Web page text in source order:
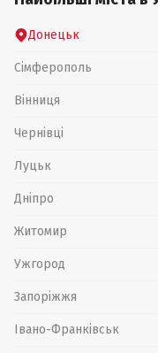
Донецьк
Сімферополь
Вінниця
Чернівці
Луцьк
Дніпро
Житомир
Ужгород
Запоріжжя
Івано-Франківськ